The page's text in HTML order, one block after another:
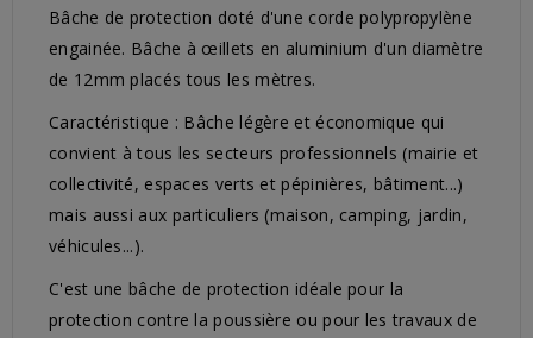
Bâche de protection doté d'une corde polypropylène
engainée. Bâche à œillets en aluminium d'un diamètre
de 12mm placés tous les mètres.
Caractéristique : Bâche légère et économique qui
convient à tous les secteurs professionnels (mairie et
collectivité, espaces verts et pépinières, bâtiment...)
mais aussi aux particuliers (maison, camping, jardin,
véhicules...).
C'est une bâche de protection idéale pour la
protection contre la poussière ou pour les travaux de